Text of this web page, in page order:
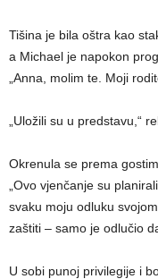
Tišina je bila oštra kao
a Michael je napokon
„Anna, molim te. Moji
„Uložili su u predstavu,“
Okrenula se prema
„Ovo vjenčanje su
svaku moju odluku
zaštiti – samo je odlučio
U sobi punoj privilegije i